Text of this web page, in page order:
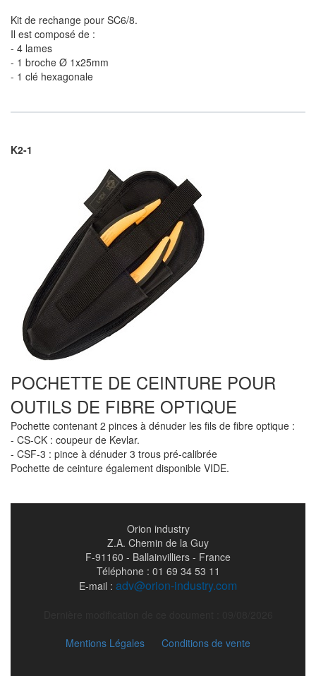
Kit de rechange pour SC6/8.
Il est composé de :
- 4 lames
- 1 broche Ø 1x25mm
- 1 clé hexagonale
K2-1
POCHETTE DE CEINTURE POUR
OUTILS DE FIBRE OPTIQUE
Pochette contenant 2 pinces à dénuder les fils de fibre optique :
- CS-CK : coupeur de Kevlar.
- CSF-3 : pince à dénuder 3 trous pré-calibrée
Pochette de ceinture également disponible VIDE.
Orion industry
Z.A. Chemin de la Guy
F-91160 - Ballainvilliers - France
Téléphone : 01 69 34 53 11
E-mail : adv@orion-industry.com
Mentions Légales
Conditions de vente